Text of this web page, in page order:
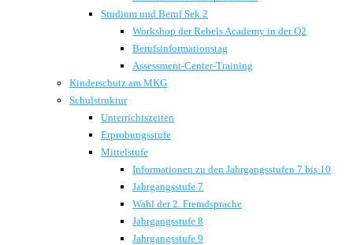
Studium und Beruf Sek 2
Workshop der Rebels Academy in der Q2
Berufsinformationstag
Assessment-Center-Training
Kinderschutz am MKG
Schulstruktur
Unterrichtszeiten
Erprobungsstufe
Mittelstufe
Informationen zu den Jahrgangsstufen 7 bis 10
Jahrgangsstufe 7
Wahl der 2. Fremdsprache
Jahrgangsstufe 8
Jahrgangsstufe 9